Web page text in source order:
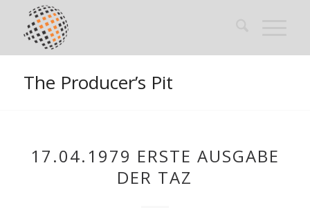
The Producer’s Pit
17.04.1979 ERSTE AUSGABE
DER TAZ